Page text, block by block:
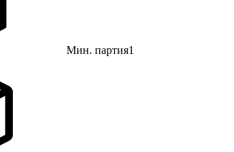
Мин. партия1